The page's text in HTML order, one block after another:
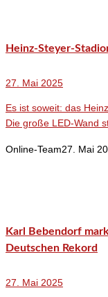
Heinz-Steyer-
27. Mai 2025
Es ist soweit: das
Die große LED-Wand
Online-Team27. Mai
Karl Bebendorf
Deutschen Rekord
27. Mai 2025